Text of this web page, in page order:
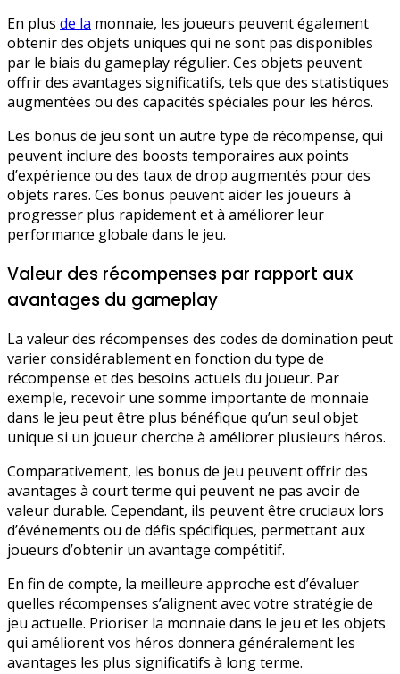
En plus de la monnaie, les joueurs peuvent également
obtenir des objets uniques qui ne sont pas disponibles
par le biais du gameplay régulier. Ces objets peuvent
offrir des avantages significatifs, tels que des statistiques
augmentées ou des capacités spéciales pour les héros.
Les bonus de jeu sont un autre type de récompense, qui
peuvent inclure des boosts temporaires aux points
d’expérience ou des taux de drop augmentés pour des
objets rares. Ces bonus peuvent aider les joueurs à
progresser plus rapidement et à améliorer leur
performance globale dans le jeu.
Valeur des récompenses par rapport aux
avantages du gameplay
La valeur des récompenses des codes de domination peut
varier considérablement en fonction du type de
récompense et des besoins actuels du joueur. Par
exemple, recevoir une somme importante de monnaie
dans le jeu peut être plus bénéfique qu’un seul objet
unique si un joueur cherche à améliorer plusieurs héros.
Comparativement, les bonus de jeu peuvent offrir des
avantages à court terme qui peuvent ne pas avoir de
valeur durable. Cependant, ils peuvent être cruciaux lors
d’événements ou de défis spécifiques, permettant aux
joueurs d’obtenir un avantage compétitif.
En fin de compte, la meilleure approche est d’évaluer
quelles récompenses s’alignent avec votre stratégie de
jeu actuelle. Prioriser la monnaie dans le jeu et les objets
qui améliorent vos héros donnera généralement les
avantages les plus significatifs à long terme.